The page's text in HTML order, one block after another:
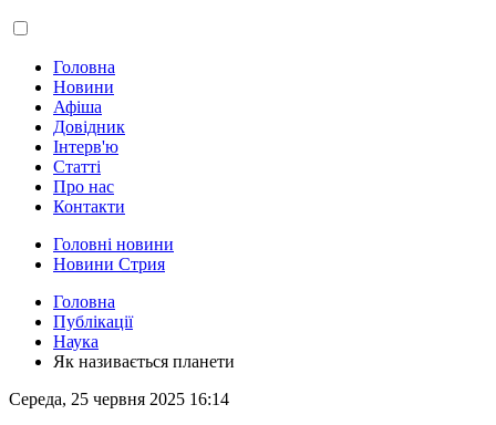
Головна
Новини
Афіша
Довідник
Інтерв'ю
Статті
Про нас
Контакти
Головні новини
Новини Стрия
Головна
Публікації
Наука
Як називається планети
Середа, 25 червня 2025 16:14